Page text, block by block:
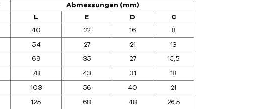
Abmessungen (mm)
L E D
C
40 22 16
8
54 27 21
13
69 35 27
15,5
78 43 31
18
103 56 40
21
125 68 48 26,5